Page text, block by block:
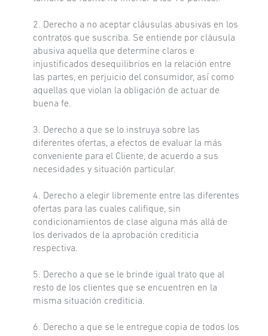
2. Derecho a no aceptar cláusulas abusivas en los
contratos que suscriba. Se entiende por cláusula
abusiva aquella que determine claros e
injustificados desequilibrios en la relación entre
las partes, en perjuicio del consumidor, así como
aquellas que violan la obligación de actuar de
buena fe.
3. Derecho a que se lo instruya sobre las
diferentes ofertas, a efectos de evaluar la más
conveniente para el Cliente, de acuerdo a sus
necesidades y situación particular.
4. Derecho a elegir libremente entre las diferentes
ofertas para las cuales califique, sin
condicionamientos de clase alguna más allá de
los derivados de la aprobación crediticia
respectiva.
5. Derecho a que se le brinde igual trato que al
resto de los clientes que se encuentren en la
misma situación crediticia.
6. Derecho a que se le entregue copia de todos los